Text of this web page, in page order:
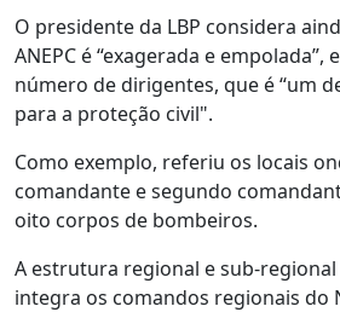
O presidente da LBP considera
ANEPC é “exagerada e
número de dirigentes, que é “um
para a proteção civil".
Como exemplo, referiu os locais
comandante e segundo
oito corpos de bombeiros.
A estrutura regional e sub-
integra os comandos regionais do